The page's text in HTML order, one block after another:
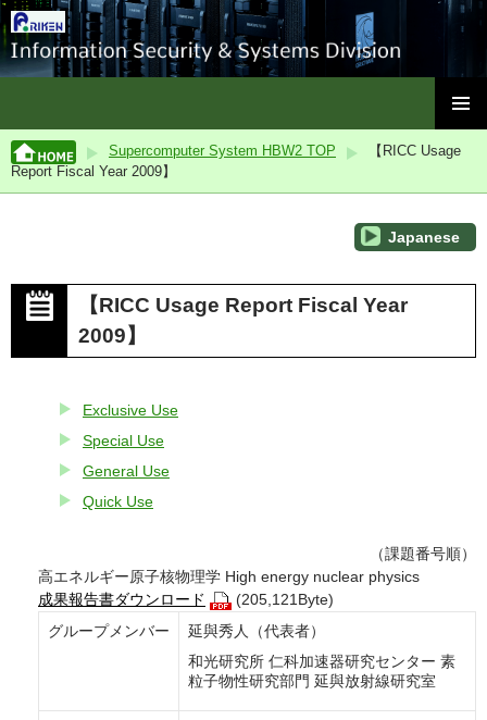
MENU
TO
CONTENT
Supercomputer System HBW2 TOP
【RICC Usage
Report Fiscal Year 2009】
Japanese
【RICC Usage Report Fiscal Year
2009】
Exclusive Use
Special Use
General Use
Quick Use
（課題番号順）
高エネルギー原子核物理学 High energy nuclear physics
成果報告書ダウンロード
(205,121Byte)
グループメンバー
延與秀人（代表者）
和光研究所 仁科加速器研究センター 素
粒子物性研究部門 延與放射線研究室